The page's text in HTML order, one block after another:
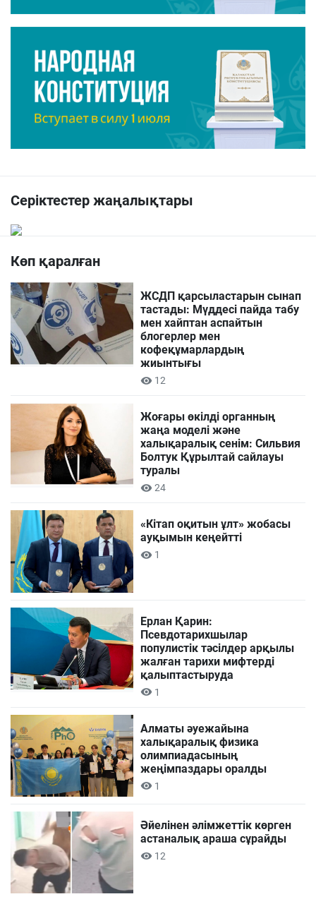
Серіктестер жаңалықтары
Көп қаралған
ЖСДП қарсыластарын сынап
тастады: Мүддесі пайда табу
мен хайптан аспайтын
блогерлер мен
кофеқұмарлардың
жиынтығы
12
Жоғары өкілді органның
жаңа моделі және
халықаралық сенім: Сильвия
Болтук Құрылтай сайлауы
туралы
24
«Кітап оқитын ұлт» жобасы
ауқымын кеңейтті
1
Ерлан Қарин:
Псевдотарихшылар
популистік тәсілдер арқылы
жалған тарихи мифтерді
қалыптастыруда
1
Алматы әуежайына
халықаралық физика
олимпиадасының
жеңімпаздары оралды
1
Әйелінен әлімжеттік көрген
астаналық араша сұрайды
12